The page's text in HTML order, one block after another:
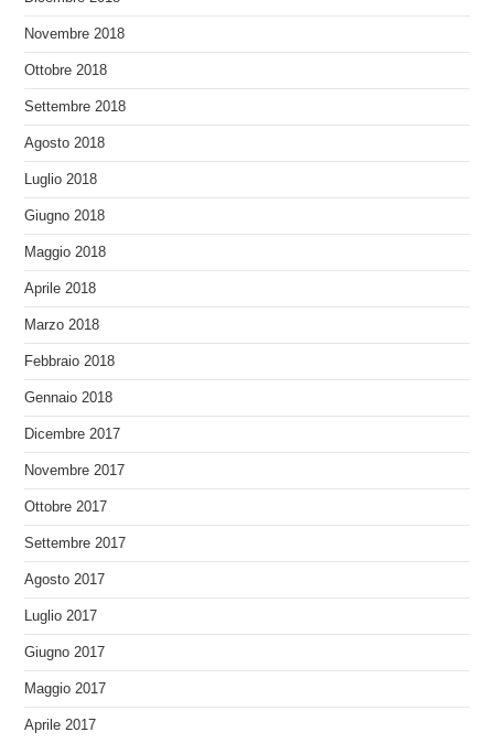
Novembre 2018
Ottobre 2018
Settembre 2018
Agosto 2018
Luglio 2018
Giugno 2018
Maggio 2018
Aprile 2018
Marzo 2018
Febbraio 2018
Gennaio 2018
Dicembre 2017
Novembre 2017
Ottobre 2017
Settembre 2017
Agosto 2017
Luglio 2017
Giugno 2017
Maggio 2017
Aprile 2017